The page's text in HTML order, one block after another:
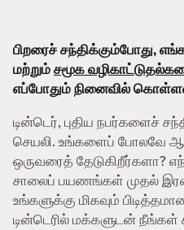
பிறரைச் சந்திக்கும்போது,
மற்றும்சமூக
எப்போதும் நினைவில்
டின்டெர், புதிய நபர்களைச்
செயலி. உங்களைப் போலவே
ஒருவரைத் தேடுகிறீர்களா?
சாலைப் பயணங்கள் முதல்
உங்களுக்கு மிகவும்
டின்டெரில் மக்களுடன் நீங்கள்